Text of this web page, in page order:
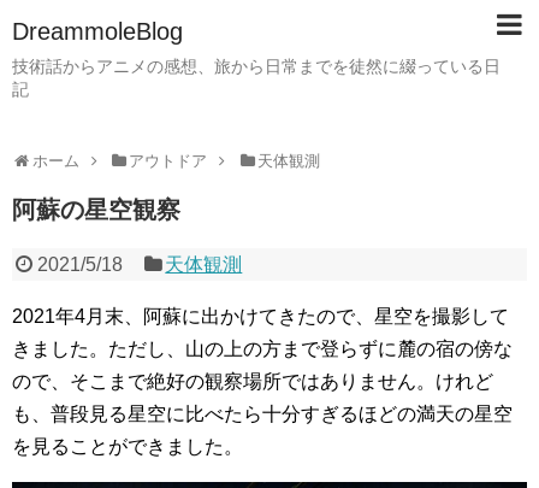
DreammoleBlog
技術話からアニメの感想、旅から日常までを徒然に綴っている日
記
ホーム アウトドア 天体観測
阿蘇の星空観察
2021/5/18 天体観測
2021年4月末、阿蘇に出かけてきたので、星空を撮影して
きました。ただし、山の上の方まで登らずに麓の宿の傍な
ので、そこまで絶好の観察場所ではありません。けれど
も、普段見る星空に比べたら十分すぎるほどの満天の星空
を見ることができました。